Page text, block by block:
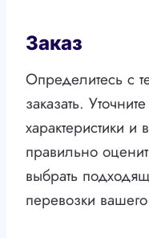
Заказ
Определитесь с
заказать.
характеристики и
правильно
выбрать
перевозки